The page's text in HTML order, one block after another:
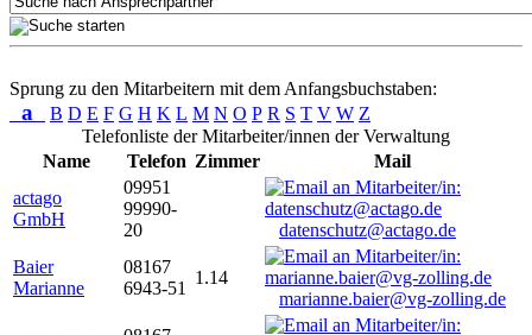
Sprung zu den Mitarbeitern mit dem Anfangsbuchstaben:
a B D E F G H K L M N O P R S T V W Z
Telefonliste der Mitarbeiter/innen der Verwaltung
Name
Telefon Zimmer
Mail
actago
GmbH
09951
99990-
20
datenschutz@actago.de
Baier
Marianne
08167
6943-51
1.14
marianne.baier@vg-zolling.de